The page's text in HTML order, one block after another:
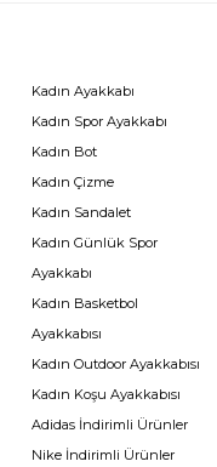
Kadın Ayakkabı
Kadın Spor Ayakkabı
Kadın Bot
Kadın Çizme
Kadın Sandalet
Kadın Günlük Spor
Ayakkabı
Kadın Basketbol
Ayakkabısı
Kadın Outdoor Ayakkabısı
Kadın Koşu Ayakkabısı
Adidas İndirimli Ürünler
Nike İndirimli Ürünler